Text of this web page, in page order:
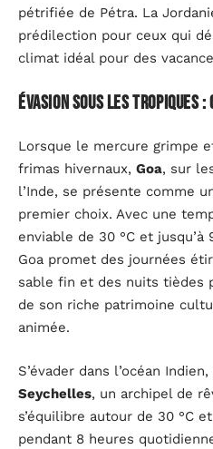
pétrifiée de Pétra. La
prédilection pour ceux qui
climat idéal pour des
Évasion sous les tropiques
Lorsque le mercure grimpe
frimas hivernaux, Goa, sur
l’Inde, se présente comme
premier choix. Avec une
enviable de 30 °C et
Goa promet des journées
sable fin et des nuits tièdes
de son riche patrimoine
animée.
S’évader dans l’océan
Seychelles, un archipel de
s’équilibre autour de 30 °C
pendant 8 heures